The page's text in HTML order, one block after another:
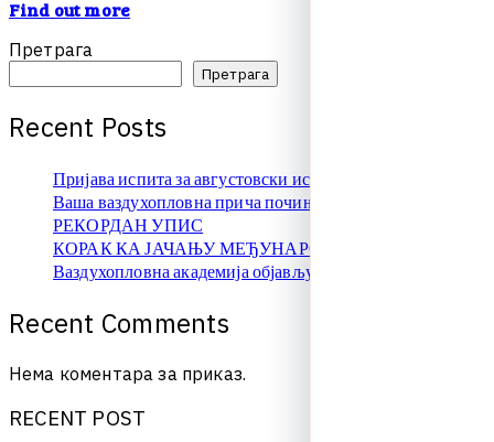
Find out more
Претрага
Претрага
Recent Posts
Пријава испита за августовски испитни рок
Ваша ваздухопловна прича почиње овде!
РЕКОРДАН УПИС
КОРАК КА ЈАЧАЊУ МЕЂУНАРОДНЕ САРАДЊЕ
Ваздухопловна академија објављује упис на � …
Recent Comments
Нема коментара за приказ.
RECENT POST